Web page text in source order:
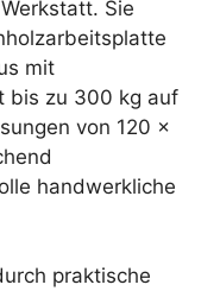
Sie
mit
bis zu 300 kg auf
von 120 ×
handwerkliche
praktische